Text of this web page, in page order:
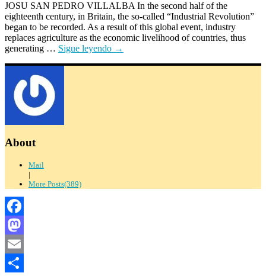
JOSU SAN PEDRO VILLALBA In the second half of the
eighteenth century, in Britain, the so-called “Industrial Revolution”
began to be recorded. As a result of this global event, industry
replaces agriculture as the economic livelihood of countries, thus
generating … Sigue leyendo →
About
Mail
|
More Posts(389)
Facebook
Mastodon
Email